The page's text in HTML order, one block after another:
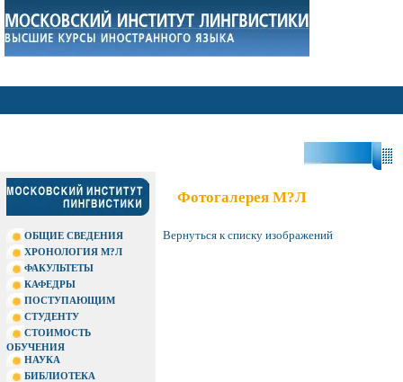
ОБЩИЕ СВЕДЕНИЯ
ХРОНОЛОГИЯ М?Л
ФАКУЛЬТЕТЫ
КАФЕДРЫ
ПОСТУПАЮЩИМ
СТУДЕНТУ
СТОИМОСТЬ
ОБУЧЕНИЯ
НАУКА
БИБЛИОТЕКА
Фотогалерея М?Л
Вернуться к списку изображений